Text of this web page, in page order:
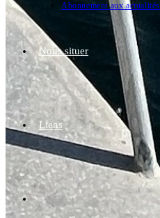
Abonnement aux actualités
Nous situer
Liens
Toggle